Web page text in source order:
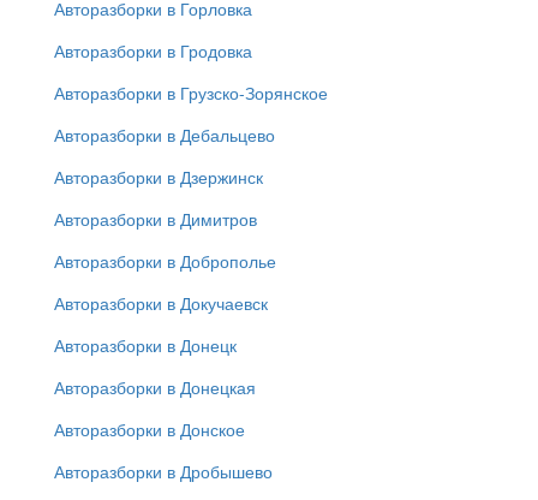
Авторазборки в Горловка
Авторазборки в Гродовка
Авторазборки в Грузско-Зорянское
Авторазборки в Дебальцево
Авторазборки в Дзержинск
Авторазборки в Димитров
Авторазборки в Доброполье
Авторазборки в Докучаевск
Авторазборки в Донецк
Авторазборки в Донецкая
Авторазборки в Донское
Авторазборки в Дробышево